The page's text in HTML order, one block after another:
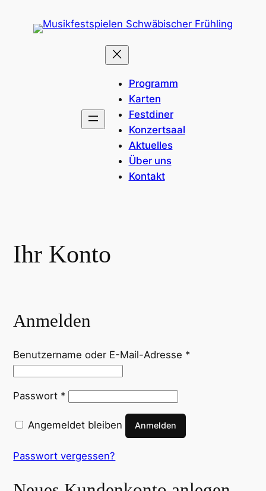
Programm
Karten
Festdiner
Konzertsaal
Aktuelles
Über uns
Kontakt
Ihr Konto
Anmelden
Benutzername oder E-Mail-Adresse *
Passwort *
Angemeldet bleiben Anmelden
Passwort vergessen?